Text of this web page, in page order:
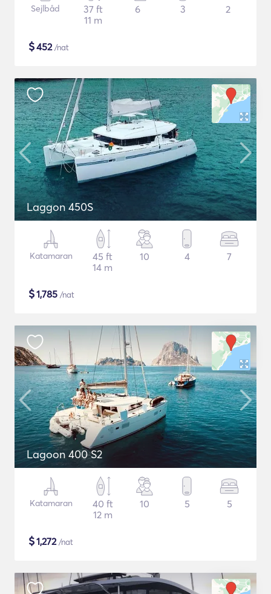
Sejlbåd
37 ft
11 m
6 3 2
$452/nat
Laggon 450S
Katamaran
45 ft
14 m
10 4 7
$1,785 /nat
Lagoon 400 S2
Katamaran
40 ft
12 m
10 5 5
$1,272/nat